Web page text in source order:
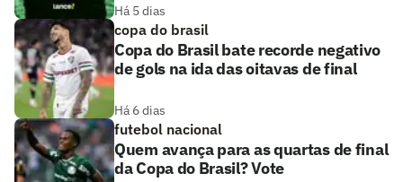
Há 5 dias
copa do brasil
Copa do Brasil bate recorde negativo
de gols na ida das oitavas de final
Há 6 dias
futebol nacional
Quem avança para as quartas de final
da Copa do Brasil? Vote